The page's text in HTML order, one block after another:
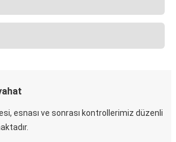
esnası ve sonrası kontrollerimiz düzenli